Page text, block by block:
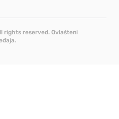
rights reserved. Ovlašteni